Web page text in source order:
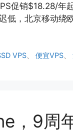
促销$18.28/年
低，北京移动绕
VPS 、便宜VPS 、
，9周